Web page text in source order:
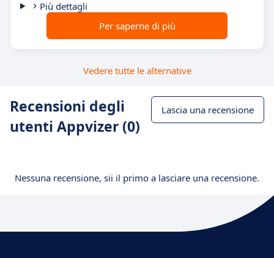
Più dettagli
Per saperne di più
Vedere tutte le alternative
Recensioni degli
utenti Appvizer (0)
Lascia una recensione
Nessuna recensione, sii il primo a lasciare una recensione.